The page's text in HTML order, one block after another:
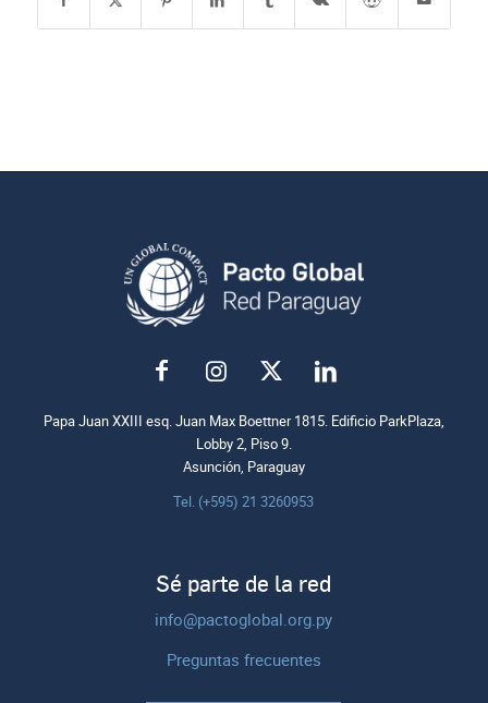
Papa Juan XXIII esq. Juan Max Boettner 1815. Edificio ParkPlaza,
Lobby 2, Piso 9.
Asunción, Paraguay
Tel. (+595) 21 3260953
Sé parte de la red
info@pactoglobal.org.py
Preguntas frecuentes